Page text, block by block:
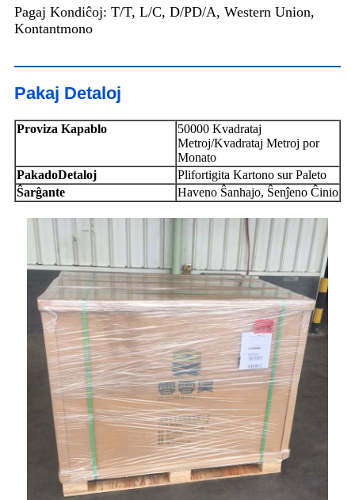
Pagaj Kondiĉoj: T/T, L/C, D/PD/A, Western Union,
Kontantmono
Pakaj Detaloj
Proviza Kapablo
50000 Kvadrataj
Metroj/Kvadrataj Metroj por
Monato
PakadoDetaloj
Plifortigita Kartono sur Paleto
Ŝarĝante
Haveno Ŝanhajo, Ŝenĵeno Ĉinio